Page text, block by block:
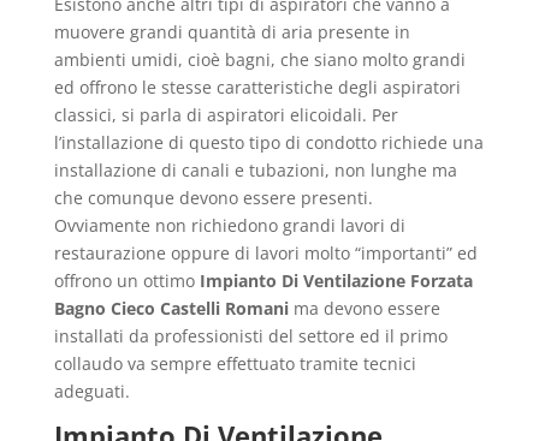
Esistono anche altri tipi di aspiratori che vanno a
muovere grandi quantità di aria presente in
ambienti umidi, cioè bagni, che siano molto grandi
ed offrono le stesse caratteristiche degli aspiratori
classici, si parla di aspiratori elicoidali. Per
l’installazione di questo tipo di condotto richiede una
installazione di canali e tubazioni, non lunghe ma
che comunque devono essere presenti.
Ovviamente non richiedono grandi lavori di
restaurazione oppure di lavori molto “importanti” ed
offrono un ottimo Impianto Di Ventilazione Forzata
Bagno Cieco Castelli Romanima devono essere
installati da professionisti del settore ed il primo
collaudo va sempre effettuato tramite tecnici
adeguati.